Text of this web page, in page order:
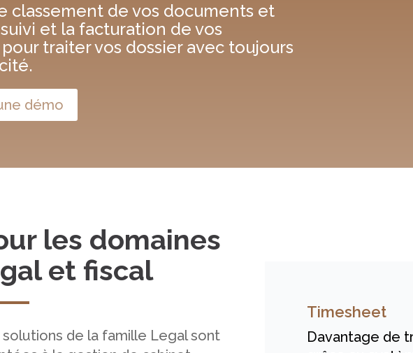
classement de vos documents et
et la facturation de vos
traiter vos dossier avec toujours
démo
les domaines
et fiscal
solutions de la famille Legal sont
Timesheet
Davantage de